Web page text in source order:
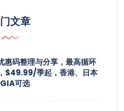
文章
惠码整理与分享，最高循环
$49.99/季起，香港、日本
可选